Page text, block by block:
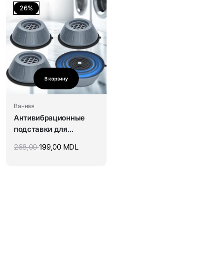
26%
В корзину
Ванная
Антивибрационные
подставки для
268,00199,00 MDL